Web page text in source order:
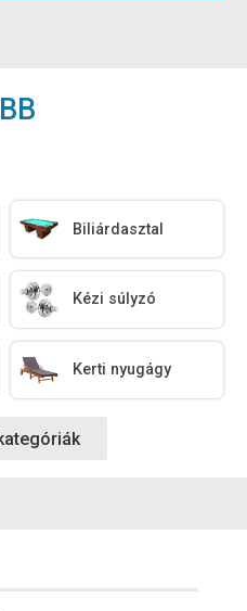
Biliárdasztal
Kézi súlyzó
Kerti nyugágy